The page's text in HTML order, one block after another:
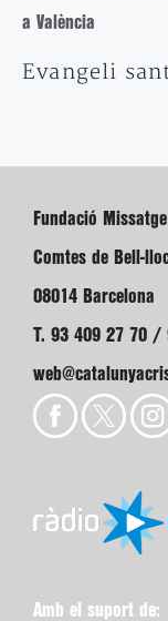
a València
Evangeli
Fundació
Comtes de Bell-
08014 Barcelona
T. 93 409 27 70 /
Amb el suport de: